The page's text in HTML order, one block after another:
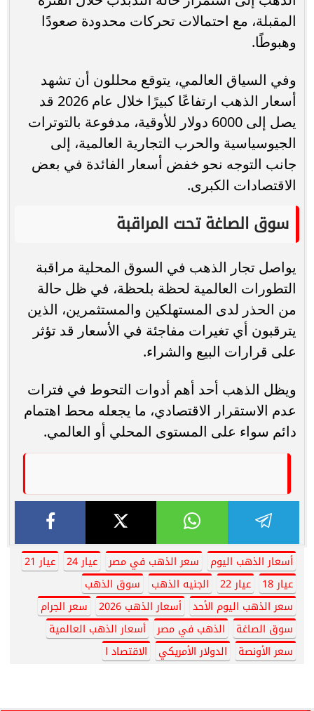
المقبلة، مع احتمالات تحركات محدودة صعودًا
وهبوطًا.
وفي السياق العالمي، يتوقع محللون أن تشهد
أسعار الذهب ارتفاعًا كبيرًا خلال عام 2026 قد
يصل إلى 6000 دولار للأوقية، مدفوعة بالتوترات
الجيوسياسية والحرب التجارية العالمية، إلى
جانب التوجه نحو خفض أسعار الفائدة في بعض
الاقتصادات الكبرى.
سوق الصاغة تحت المراقبة
يواصل تجار الذهب في السوق المحلية مراقبة
التطورات العالمية لحظة بلحظة، في ظل حالة
من الحذر لدى المستهلكين والمستثمرين، الذين
يترقبون أي تغيرات مفاجئة في الأسعار قد تؤثر
على قرارات البيع والشراء.
ويظل الذهب أحد أهم أدوات التحوط في فترات
عدم الاستقرار الاقتصادي، ما يجعله محط اهتمام
دائم سواء على المستوى المحلي أو العالمي.
أسعار الذهب اليوم سعر الذهب في مصر عيار 24
عيار 21
عيار 18
عيار 22 الجنيه الذهب
سوق الذهب
سعر الذهب اليوم الأحد
أسعار الذهب 2026
سعر الجرام
سوق الصاغة
الذهب في مصر
أسعار الذهب العالمية
سعر الأونصة
الدولار الأمريكي الاقتصاد ا